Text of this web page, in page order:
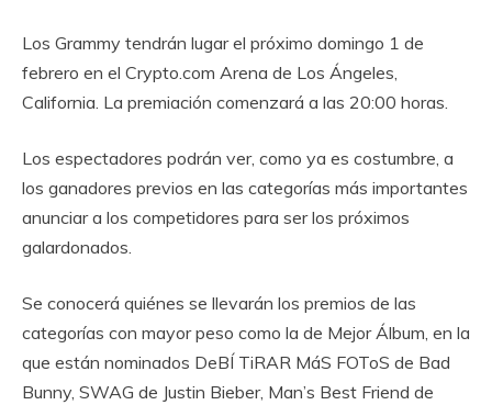
Los Grammy tendrán lugar el próximo domingo 1 de
febrero en el Crypto.com Arena de Los Ángeles,
California. La premiación comenzará a las 20:00 horas.
Los espectadores podrán ver, como ya es costumbre, a
los ganadores previos en las categorías más importantes
anunciar a los competidores para ser los próximos
galardonados.
Se conocerá quiénes se llevarán los premios de las
categorías con mayor peso como la de Mejor Álbum, en la
que están nominados DeBÍ TiRAR MáS FOToS de Bad
Bunny, SWAG de Justin Bieber, Man’s Best Friend de